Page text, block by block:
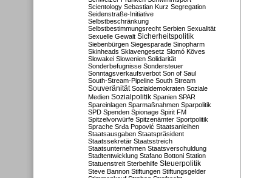
Scientology Sebastian Kurz Segregation
Seidenstraße-Initiative
Selbstbeschränkung
Selbstbestimmungsrecht Serbien Sexualität
Sexuelle Gewalt Sicherheitspolitik
Siebenbürgen Siegesparade Sinopharm
Skinheads Sklavengesetz Slomó Köves
Slowakei Slowenien Solidarität
Sonderbefugnisse Sondersteuer
Sonntagsverkaufsverbot Son of Saul
South-Stream-Pipeline South Stream
Souveränität Sozialdemokraten Soziale
Medien Sozialpolitik Spanien SPAR
Spareinlagen Sparmaßnahmen Sparpolitik
SPD Spenden Spionage Spirit FM
Spitzelvorwürfe Spitzenämter Sportpolitik
Sprache Srđa Popović Staatsanleihen
Staatsausgaben Staatspräsident
Staatssekretär Staatsstreich
Staatsunternehmen Staatsverschuldung
Stadtentwicklung Stafano Bottoni Station
Statuenstreit Sterbehilfe Steuerpolitik
Steve Bannon Stiftungen Stiftungsgelder